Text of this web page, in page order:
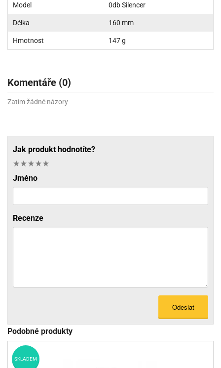
Model 0db Silencer
Délka 160 mm
Hmotnost 147 g
Komentáře (0)
Zatím žádné názory
Jak produkt hodnotíte?
Jméno
Recenze
Odeslat
Podobné produkty
SKLADEM